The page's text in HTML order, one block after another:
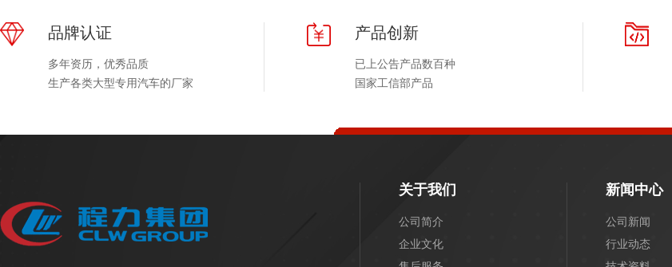
品牌认证
多年资历，优秀品质
生产各类大型专用汽车的厂家
产品创新
已上公告产品数百种
国家工信部产品
关于我们
公司简介
企业文化
新闻中心
公司新闻
行业动态